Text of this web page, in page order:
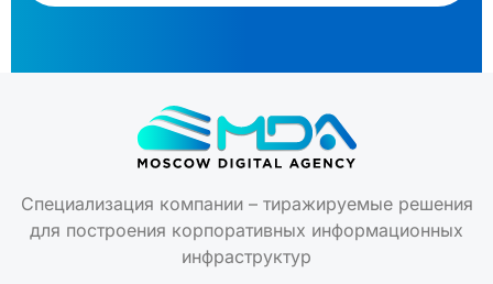
Специализация компании – тиражируемые решения
для построения корпоративных информационных
инфраструктур